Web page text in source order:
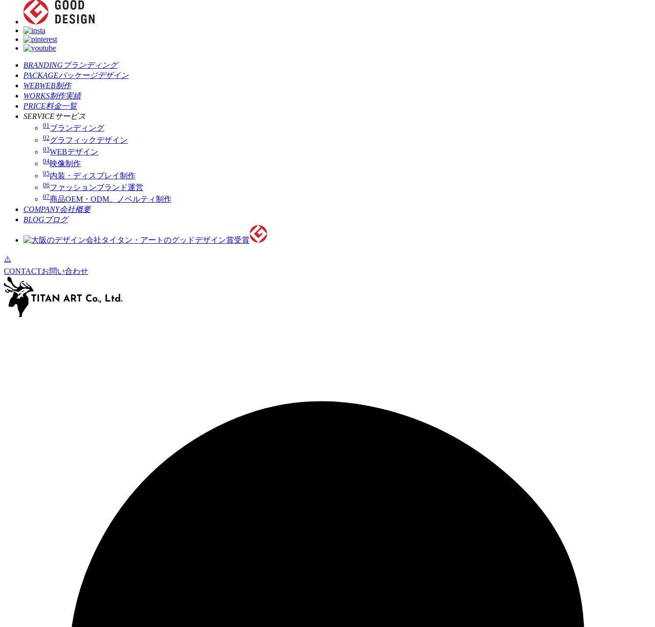
BRANDING ブランディング
PACKAGEパッケージデザイン
WEBWEB制作
WORKS制作実績
PRICE料金一覧
SERVICEサービス
01ブランディング
02グラフィックデザイン
03WEBデザイン
04映像制作
05内装・ディスプレイ制作
06ファッションブランド運営
07商品OEM・ODM、ノベルティ制作
COMPANY会社概要
BLOG ブログ
CONTACTお問い合わせ